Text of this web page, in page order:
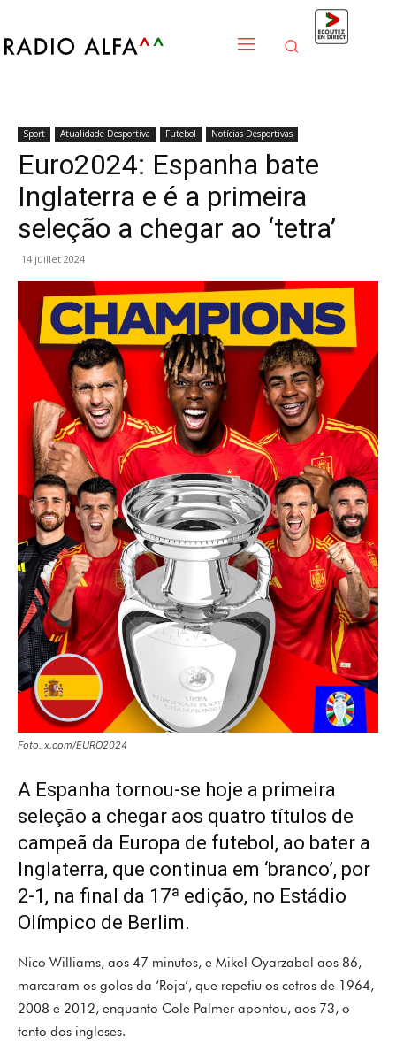
Sport Atualidade Desportiva Futebol Notícias Desportivas
Euro2024: Espanha bate
Inglaterra e é a primeira
seleção a chegar ao ‘tetra’
14 juillet 2024
Foto. x.com/EURO2024
A Espanha tornou-se hoje a primeira
seleção a chegar aos quatro títulos de
campeã da Europa de futebol, ao bater a
Inglaterra, que continua em ‘branco’, por
2-1, na final da 17ª edição, no Estádio
Olímpico de Berlim.
Nico Williams, aos 47 minutos, e Mikel Oyarzabal aos 86,
marcaram os golos da ‘Roja’, que repetiu os cetros de 1964,
2008 e 2012, enquanto Cole Palmer apontou, aos 73, o
tento dos ingleses.